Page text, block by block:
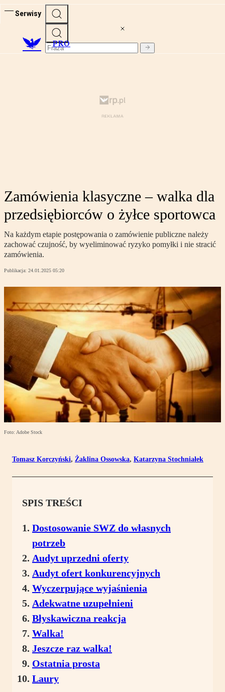
Serwisy
PRO
Zamówienia klasyczne – walka dla
przedsiębiorców o żyłce sportowca
Na każdym etapie postępowania o zamówienie publiczne należy
zachować czujność, by wyeliminować ryzyko pomyłki i nie stracić
zamówienia.
Publikacja: 24.01.2025 05:20
Foto: Adobe Stock
Tomasz Korczyński, Żaklina Ossowska, Katarzyna Stochniałek
SPIS TREŚCI
Dostosowanie SWZ do własnych
potrzeb
Audyt uprzedni oferty
Audyt ofert konkurencyjnych
Wyczerpujące wyjaśnienia
Adekwatne uzupełnieni
Błyskawiczna reakcja
Walka!
Jeszcze raz walka!
Ostatnia prosta
Laury